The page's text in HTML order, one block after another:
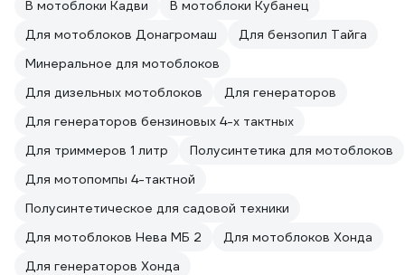
В мотоблоки Кадви
В мотоблоки Кубанец
Для мотоблоков Донагромаш
Для бензопил Тайга
Минеральное для мотоблоков
Для дизельных мотоблоков
Для генераторов
Для генераторов бензиновых 4-х тактных
Для триммеров 1 литр
Полусинтетика для мотоблоков
Для мотопомпы 4-тактной
Полусинтетическое для садовой техники
Для мотоблоков Нева МБ 2
Для мотоблоков Хонда
Для генераторов Хонда